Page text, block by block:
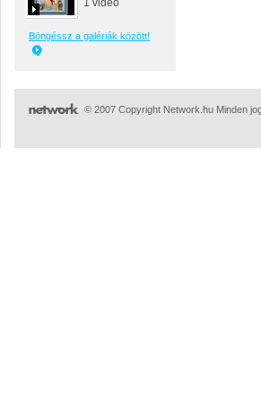
1 videó
Böngéssz a galériák között!
© 2007 Copyright Network.hu Minden